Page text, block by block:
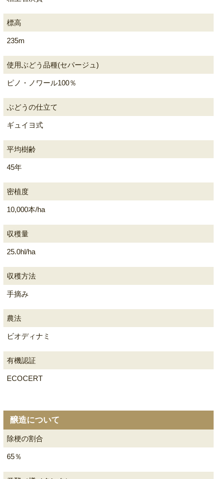
標高
235m
使用ぶどう品種(セパージュ)
ピノ・ノワール100％
ぶどうの仕立て
ギュイヨ式
平均樹齢
45年
密植度
10,000本/ha
収穫量
25.0hl/ha
収穫方法
手摘み
農法
ビオディナミ
有機認証
ECOCERT
醸造について
除梗の割合
65％